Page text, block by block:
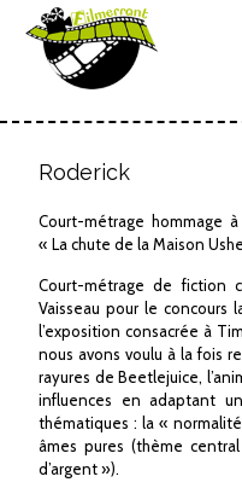
Roderick
Court-métrage hommage
« La chute de la Maison
Court-métrage de fiction
Vaisseau pour le concours
l’exposition consacrée à
nous avons voulu à la fois
rayures de Beetlejuice,
influences en adaptant
thématiques : la «
âmes pures (thème
d’argent »).